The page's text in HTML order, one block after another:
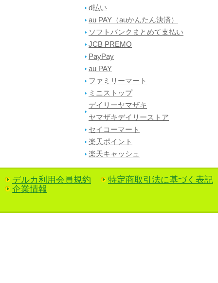
d払い
au PAY（auかんたん決済）
ソフトバンクまとめて支払い
JCB PREMO
PayPay
au PAY
ファミリーマート
ミニストップ
デイリーヤマザキ
ヤマザキデイリーストア
セイコーマート
楽天ポイント
楽天キャッシュ
デルカ利用会員規約
特定商取引法に基づく表記
企業情報